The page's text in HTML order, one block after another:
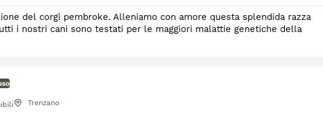
del corgi pembroke. Alleniamo con amore questa splendida razza
i nostri cani sono testati per le maggiori malattie genetiche della
Trenzano